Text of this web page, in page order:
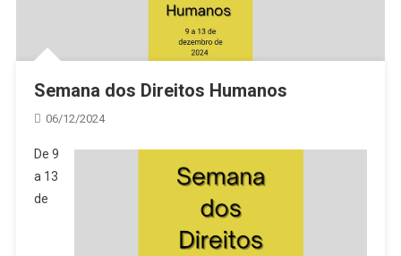
Semana dos Direitos Humanos
06/12/2024
De 9
a 13
de